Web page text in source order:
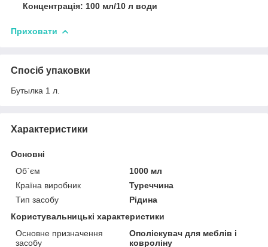
Концентрація: 100 мл/10 л води
Приховати
Спосіб упаковки
Бутылка 1 л.
Характеристики
Основні
Об`єм
1000 мл
Країна виробник
Туреччина
Тип засобу
Рідина
Користувальницькі характеристики
Основне призначення
засобу
Ополіскувач для меблів і
ковроліну